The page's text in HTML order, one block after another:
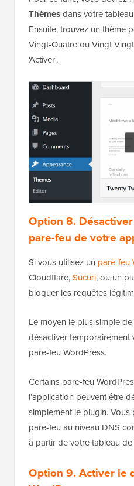
Thèmesdans votre
Ensuite, trouvez un thème
Vingt-Quatre ou Vingt
'Activer'.
Option 8.
pare-feu de votre
Si vous utilisez un pare-feu
Cloudflare,Sucuri, ou un
bloquer les requêtes
Le moyen le plus simple
désactiver
pare-feu WordPress.
Certains pare-feu
l’application peuvent être
simplement le plugin.
pare-feu au niveau DNS
à partir de votre tableau
Option 9. Activer le